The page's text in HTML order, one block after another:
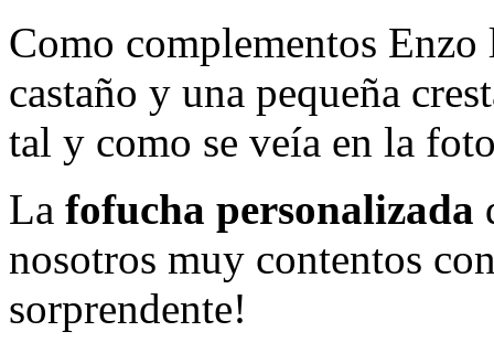
Como complementos
castaño y una pequeña
tal y como se veía en la
La fofucha personalizada
nosotros muy contentos
sorprendente!